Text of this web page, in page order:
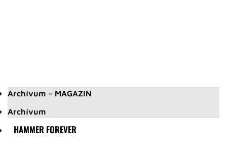
Archívum – MAGAZIN
Archívum
HAMMER FOREVER